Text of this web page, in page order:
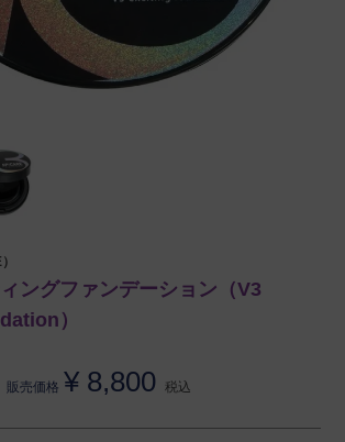
ングファンデーション（V3
）
販売価格 ¥ 8,800 税込